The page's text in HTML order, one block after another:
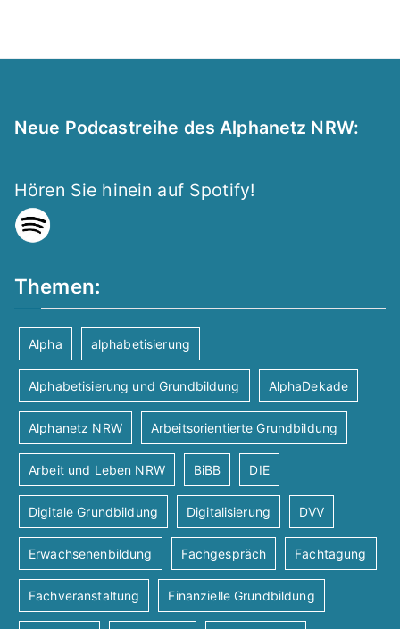
Neue Podcastreihe des Alphanetz NRW:
Hören Sie hinein auf Spotify!
Themen:
Alpha alphabetisierung
Alphabetisierung und Grundbildung AlphaDekade
Alphanetz NRW Arbeitsorientierte Grundbildung
Arbeit und Leben NRW BiBB DIE
Digitale Grundbildung Digitalisierung DVV
Erwachsenenbildung Fachgespräch Fachtagung
Fachveranstaltung Finanzielle Grundbildung